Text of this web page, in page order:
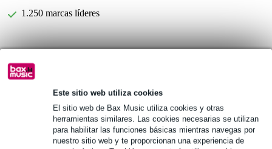
Este sitio web utiliza cookies
El sitio web de Bax Music utiliza cookies y otras
herramientas similares. Las cookies necesarias se utilizan
para habilitar las funciones básicas mientras navegas por
nuestro sitio web y te proporcionan una experiencia de
1.250 marcas líderes
Número de piezas: 1
Material: caucho duro
Especificaciones completas